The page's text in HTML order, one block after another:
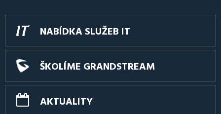
NABÍDKA SLUŽEB IT
ŠKOLÍME GRANDSTREAM
AKTUALITY